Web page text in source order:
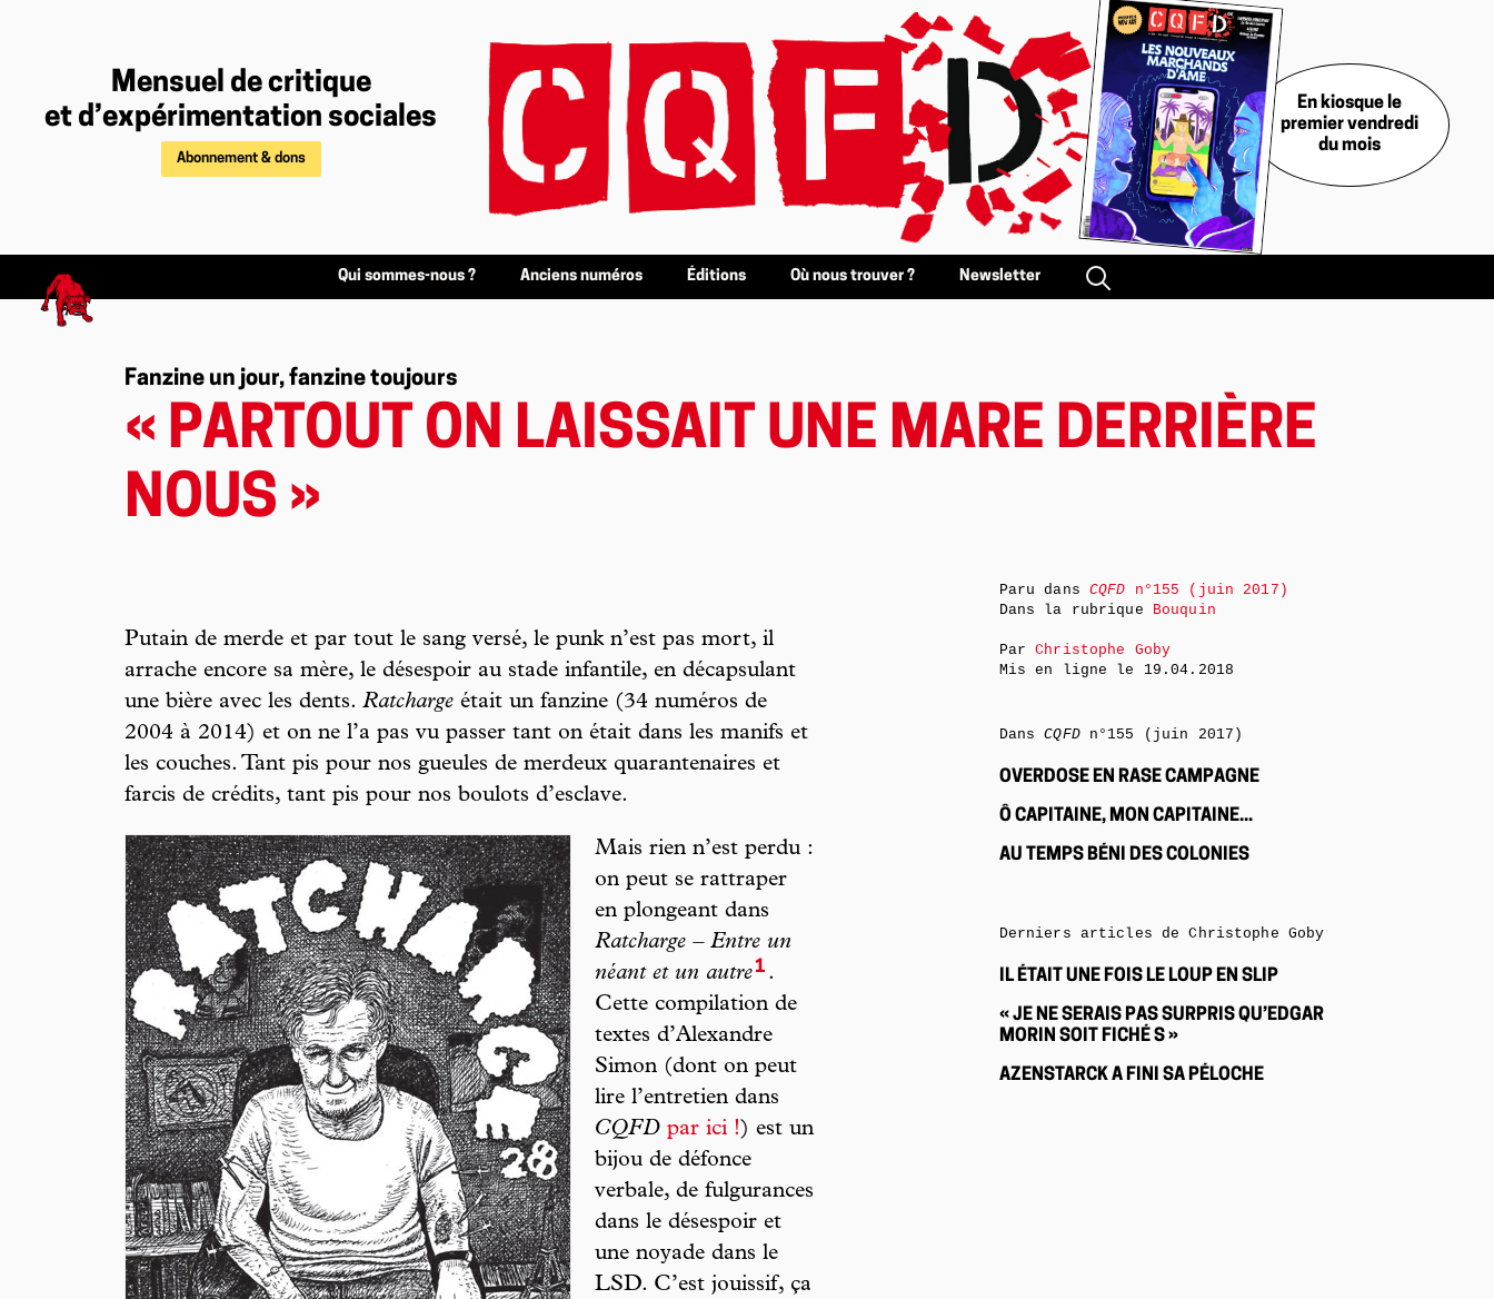
Mensuel de critique
et d’expérimentation sociales
Abonnement & dons
En kiosque le
premier vendredi
du mois
Qui sommes-nous ? Anciens numéros Éditions Où nous trouver ? Newsletter
Fanzine un jour, fanzine toujours
« PARTOUT ON LAISSAIT UNE MARE DERRIÈRE
NOUS »
Putain de merde et par tout le sang versé, le punk n’est pas mort, il
arrache encore sa mère, le désespoir au stade infantile, en décapsulant
une bière avec les dents. Ratcharge était un fanzine (34 numéros de
2004 à 2014) et on ne l’a pas vu passer tant on était dans les manifs et
les couches. Tant pis pour nos gueules de merdeux quarantenaires et
farcis de crédits, tant pis pour nos boulots d’esclave.
Mais rien n’est perdu :
on peut se rattraper
en plongeant dans
Ratcharge – Entre un
néant et un autre1 .
Cette compilation de
textes d’Alexandre
Simon (dont on peut
lire l’entretien dans
CQFD par ici ! ) est un
bijou de défonce
verbale, de fulgurances
dans le désespoir et
une noyade dans le
LSD. C’est jouissif, ça
Paru dans CQFD n°155 (juin 2017)
Dans la rubrique Bouquin
ParChristophe Goby
Mis en ligne le 19.04.2018
DansCQFDn°155 (juin 2017)
OVERDOSE EN RASE CAMPAGNE
Ô CAPITAINE, MON CAPITAINE...
AU TEMPS BÉNI DES COLONIES
Derniers articles de Christophe Goby
IL ÉTAIT UNE FOIS LE LOUP EN SLIP
« JE NE SERAIS PAS SURPRIS QU’EDGAR
MORIN SOIT FICHÉ S »
AZENSTARCK A FINI SA PÉLOCHE